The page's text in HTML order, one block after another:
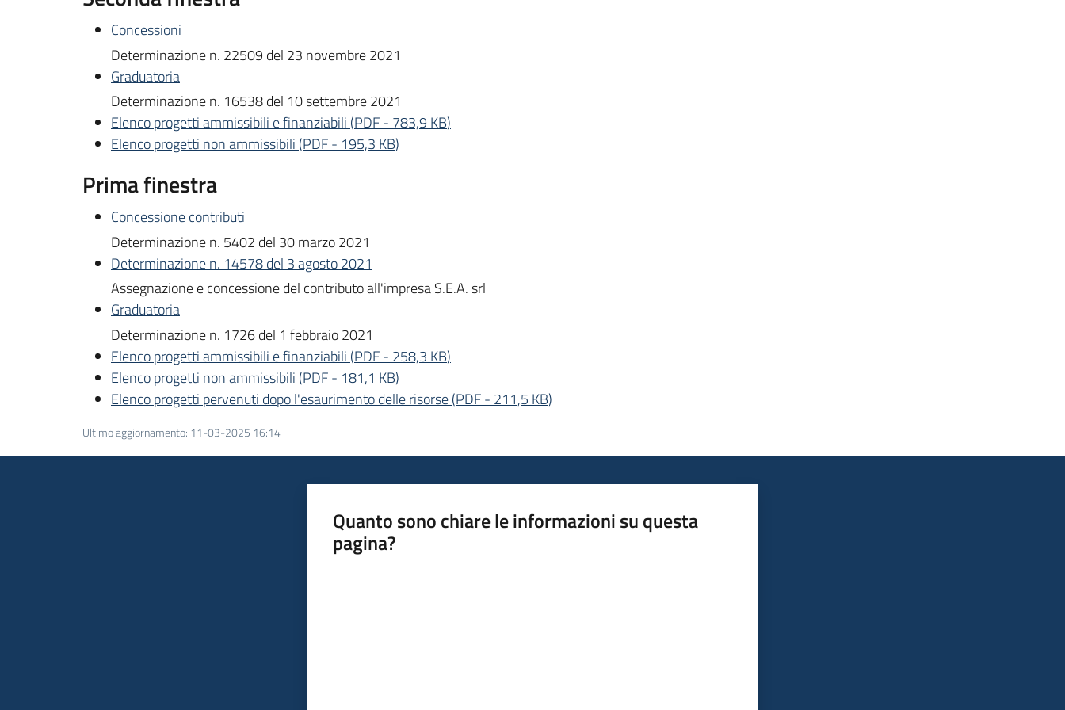
Concessioni
Determinazione n. 22509 del 23 novembre 2021
Graduatoria
Determinazione n. 16538 del 10 settembre 2021
Elenco progetti ammissibili e finanziabili (PDF- 783,9 KB)
Elenco progetti non ammissibili (PDF- 195,3 KB)
Prima finestra
Concessione contributi
Determinazione n. 5402 del 30 marzo 2021
Determinazione n. 14578 del 3 agosto 2021
Assegnazione e concessione del contributo all'impresa S.E.A. srl
Graduatoria
Determinazione n. 1726 del 1 febbraio 2021
Elenco progetti ammissibili e finanziabili (PDF- 258,3 KB)
Elenco progetti non ammissibili (PDF- 181,1 KB)
Elenco progetti pervenuti dopo l'esaurimento delle risorse(PDF- 211,5 KB)
Ultimo aggiornamento: 11-03-2025 16:14
Quanto sono chiare le informazioni su questa
pagina?